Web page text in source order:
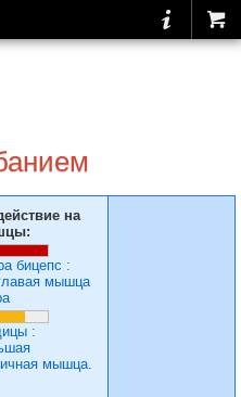
на
бицепс :
мышца
:
мышца.